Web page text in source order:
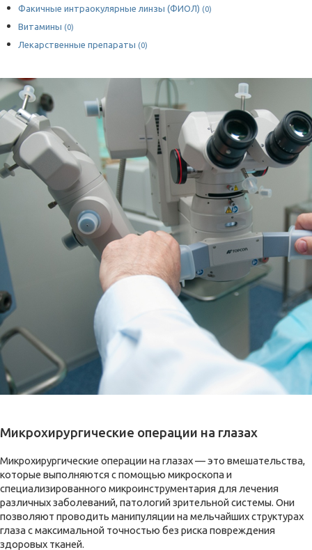
Факичные интраокулярные линзы (ФИОЛ) (0)
Витамины (0)
Лекарственные препараты (0)
Микрохирургические операции на глазах
Микрохирургические операции на глазах — это вмешательства,
которые выполняются с помощью микроскопа и
специализированного микроинструментария для лечения
различных заболеваний, патологий зрительной системы. Они
позволяют проводить манипуляции на мельчайших структурах
глаза с максимальной точностью без риска повреждения
здоровых тканей.